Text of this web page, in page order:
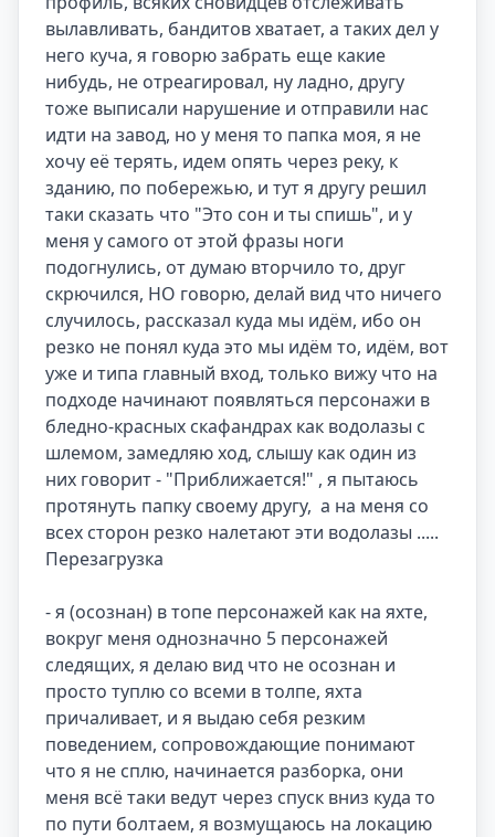
вылавливать, бандитов хватает, а таких дел у
него куча, я говорю забрать еще какие
нибудь, не отреагировал, ну ладно, другу
тоже выписали нарушение и отправили нас
идти на завод, но у меня то папка моя, я не
хочу её терять, идем опять через реку, к
зданию, по побережью, и тут я другу решил
таки сказать что "Это сон и ты спишь", и у
меня у самого от этой фразы ноги
подогнулись, от думаю вторчило то, друг
скрючился, НО говорю, делай вид что ничего
случилось, рассказал куда мы идём, ибо он
резко не понял куда это мы идём то, идём, вот
уже и типа главный вход, только вижу что на
подходе начинают появляться персонажи в
бледно-красных скафандрах как водолазы с
шлемом, замедляю ход, слышу как один из
них говорит - "Приближается!" , я пытаюсь
протянуть папку своему другу,  а на меня со
всех сторон резко налетают эти водолазы .....
Перезагрузка
- я (осознан) в топе персонажей как на яхте,
вокруг меня однозначно 5 персонажей
следящих, я делаю вид что не осознан и
просто туплю со всеми в толпе, яхта
причаливает, и я выдаю себя резким
поведением, сопровождающие понимают
что я не сплю, начинается разборка, они
меня всё таки ведут через спуск вниз куда то
по пути болтаем, я возмущаюсь на локацию